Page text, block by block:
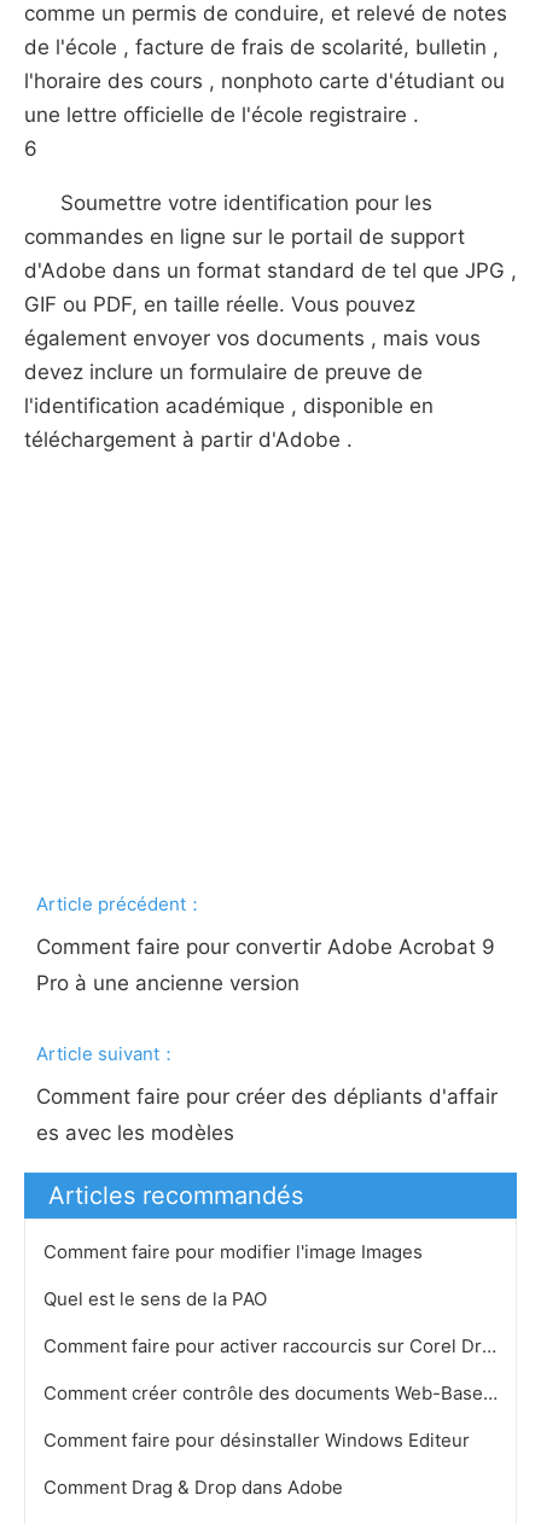
comme un permis de conduire, et relevé de notes
de l'école , facture de frais de scolarité, bulletin ,
l'horaire des cours , nonphoto carte d'étudiant ou
une lettre officielle de l'école registraire .
6
Soumettre votre identification pour les
commandes en ligne sur le portail de support
d'Adobe dans un format standard de tel que JPG ,
GIF ou PDF, en taille réelle. Vous pouvez
également envoyer vos documents , mais vous
devez inclure un formulaire de preuve de
l'identification académique , disponible en
téléchargement à partir d'Adobe .
Article précédent：
Comment faire pour convertir Adobe Acrobat 9
Pro à une ancienne version
Article suivant：
Comment faire pour créer des dépliants d'affair
es avec les modèles
Articles recommandés
Comment faire pour modifier l'image Images
Quel est le sens de la PAO
Comment faire pour activer raccourcis sur Corel Draw 13
Comment créer contrôle des documents Web-Based
Comment faire pour désinstaller Windows Editeur
Comment Drag & Drop dans Adobe